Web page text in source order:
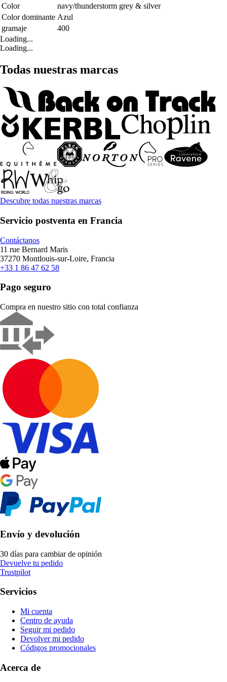
Color
navy/thunderstorm grey & silver
Color dominante Azul
gramaje
400
Loading...
Loading...
Todas nuestras marcas
Descubre todas nuestras marcas
Servicio postventa en Francia
Contáctanos
11 rue Bernard Maris
37270 Montlouis-sur-Loire, Francia
+33 1 86 47 62 58
Pago seguro
Compra en nuestro sitio con total confianza
Envío y devolución
30 días para cambiar de opinión
Devuelve tu pedido
Trustpilot
Servicios
Mi cuenta
Centro de ayuda
Seguir mi pedido
Devolver mi pedido
Códigos promocionales
Acerca de